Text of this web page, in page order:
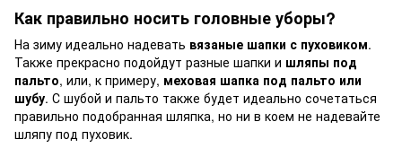
Как правильно носить головные уборы?
На зиму идеально надевать вязаные шапки с пуховиком.
Также прекрасно подойдут разные шапки и шляпы под
пальто, или, к примеру, меховая шапка под пальто или
шубу. С шубой и пальто также будет идеально сочетаться
правильно подобранная шляпка, но ни в коем не надевайте
шляпу под пуховик.